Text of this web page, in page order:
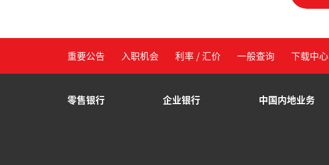
重要公告 入职机会 利率 / 汇价 一般查询 下载中心
零售银行 企业银行 中国内地业务